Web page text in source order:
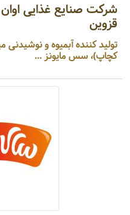
شرکت صنایع غذایی
قزوین
تولید کننده آبمیوه و
کچاپ)، سس مایونز ...